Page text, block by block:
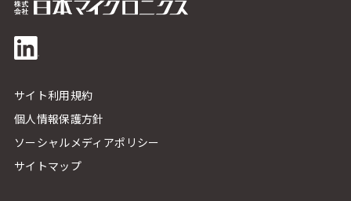
サイト利用規約
個人情報保護方針
ソーシャルメディアポリシー
サイトマップ